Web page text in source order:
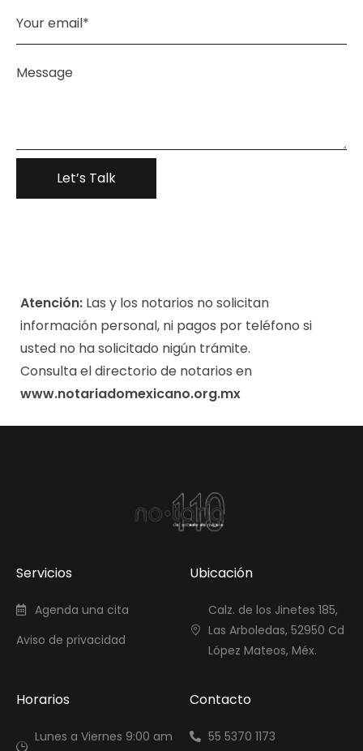
Atención: Las y los notarios no solicitan
información personal, ni pagos por teléfono si
usted no ha solicitado nigún trámite.
Consulta el directorio de notarios en
www.notariadomexicano.org.mx
Servicios
Agenda una cita
Aviso de privacidad
Ubicación
Calz. de los Jinetes 185,
Las Arboledas, 52950 Cd
López Mateos, Méx.
Horarios
Lunes a Viernes 9:00 am
Contacto
55 5370 1173